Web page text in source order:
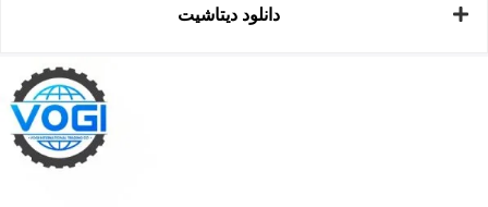
دانلود دیتاشیت